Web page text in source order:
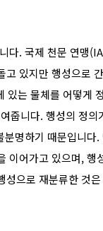
다. 국제 천문 연맹
있지만 행성으로
는 물체를 어떻게
줍니다. 행성의 정의
명하기 때문입니다
이어가고 있으며, 행
으로 재분류한 것